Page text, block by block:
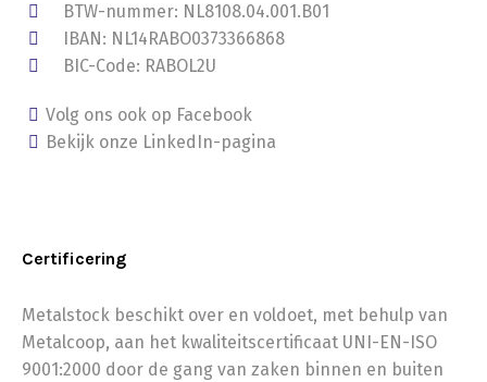
BTW-nummer: NL8108.04.001.B01
IBAN: NL14RABO0373366868
BIC-Code: RABOL2U
Volg ons ook op Facebook
Bekijk onze LinkedIn-pagina
Certificering
Metalstock beschikt over en voldoet, met behulp van
Metalcoop, aan het kwaliteitscertificaat UNI-EN-ISO
9001:2000 door de gang van zaken binnen en buiten